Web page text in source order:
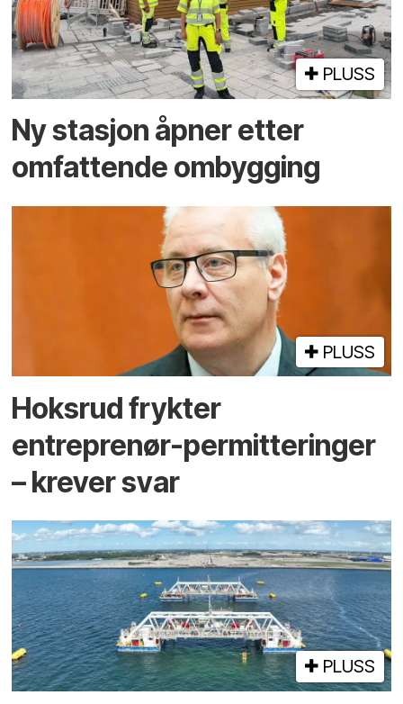
PLUSS
Ny stasjon åpner etter
omfattende ombygging
PLUSS
Hoksrud frykter
entreprenør-permitteringer
– krever svar
PLUSS